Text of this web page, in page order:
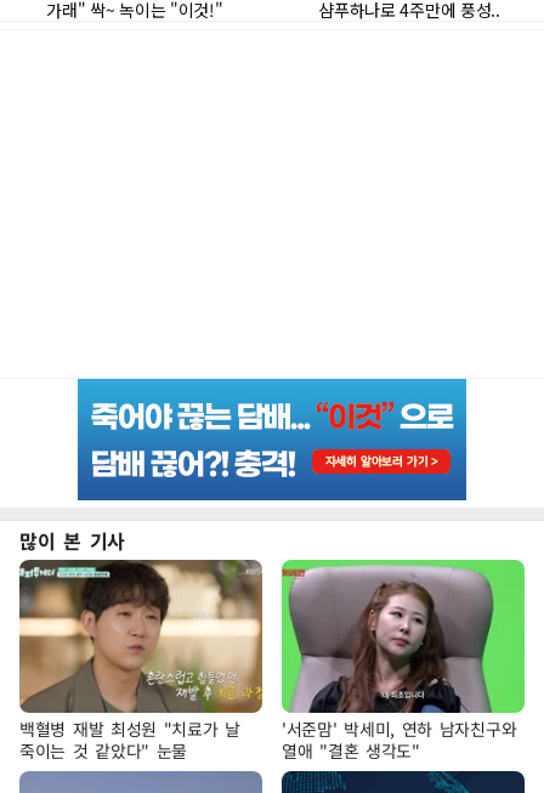
많이 본 기사
백혈병 재발 최성원 "치료가 날
죽이는 것 같았다" 눈물
'서준맘' 박세미, 연하 남자친구와
열애 "결혼 생각도"